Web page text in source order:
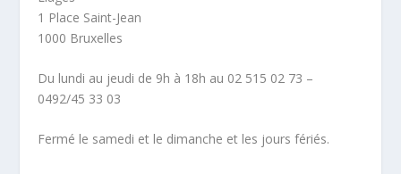
1 Place Saint-Jean
1000 Bruxelles
Du lundi au jeudi de 9h à 18h au 02 515 02 73 –
0492/45 33 03
Fermé le samedi et le dimanche et les jours fériés.